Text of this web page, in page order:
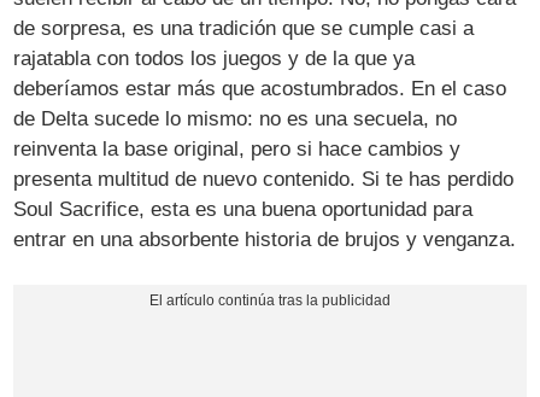
de sorpresa, es una tradición que se cumple casi a
rajatabla con todos los juegos y de la que ya
deberíamos estar más que acostumbrados. En el caso
de Delta sucede lo mismo: no es una secuela, no
reinventa la base original, pero si hace cambios y
presenta multitud de nuevo contenido. Si te has perdido
Soul Sacrifice, esta es una buena oportunidad para
entrar en una absorbente historia de brujos y venganza.